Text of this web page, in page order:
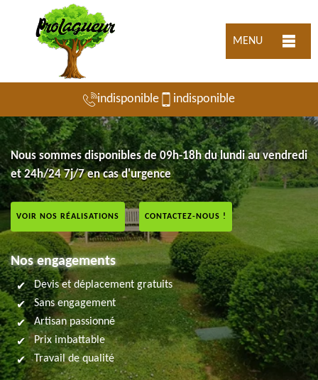
MENU
indisponible indisponible
Nous sommes disponibles de 09h-18h du lundi au vendredi
et 24h/24 7j/7 en cas d'urgence
VOIR NOS RÉALISATIONS CONTACTEZ-NOUS !
Nos engagements
Devis et déplacement gratuits
Sans engagement
Artisan passionné
Prix imbattable
Travail de qualité